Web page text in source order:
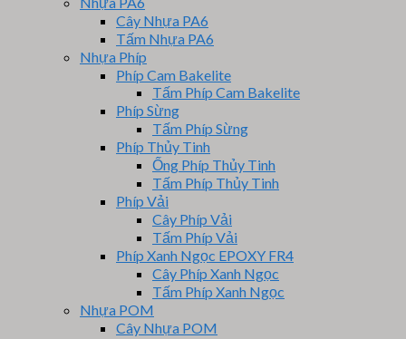
Cây Nhựa PA6
Tấm Nhựa PA6
Nhựa Phíp
Phíp Cam Bakelite
Tấm Phíp Cam Bakelite
Phíp Sừng
Tấm Phíp Sừng
Phíp Thủy Tinh
Ống Phíp Thủy Tinh
Tấm Phíp Thủy Tinh
Phíp Vải
Cây Phíp Vải
Tấm Phíp Vải
Phíp Xanh Ngọc EPOXY FR4
Cây Phíp Xanh Ngọc
Tấm Phíp Xanh Ngọc
Nhựa POM
Cây Nhựa POM